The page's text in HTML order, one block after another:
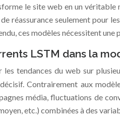
le site web en un véritable
réassurance seulement pour
ces modèles nécessitent
LSTM dans la
les tendances du web sur
Contrairement aux
média, fluctuations de
etc.) combinées à des